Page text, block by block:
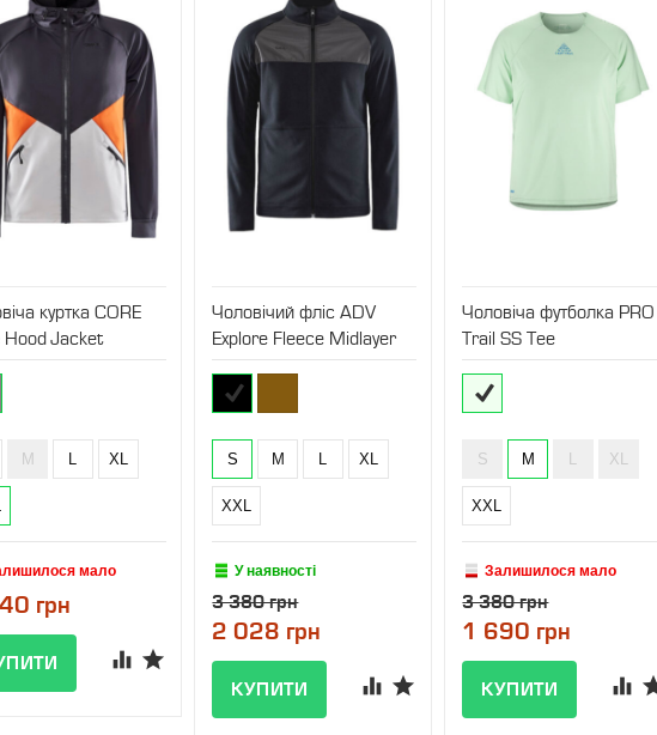
куртка CORE
Hood Jacket
M XL
мало
грн
Чоловічий фліс ADV
Explore Fleece Midlayer
S M XL
XXL
У наявності
3 380 грн
2 028 грн
Чоловіча футболка PRO
Trail SS Tee
S M XL
XXL
Залишилося мало
3 380 грн
1 690 грн